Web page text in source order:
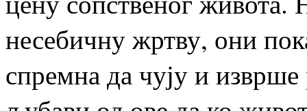
несебичну жртву, они
спремна да чују и